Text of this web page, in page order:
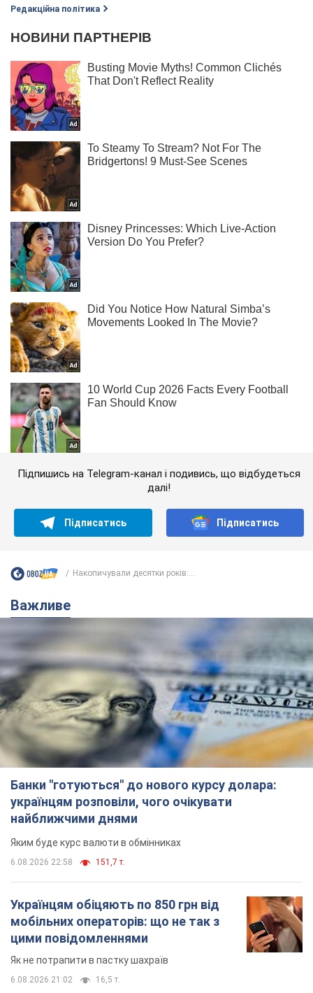
Редакційна політика
Підпишись на Telegram-канал і подивись, що відбудеться
далі!
Підписатись Підписатись
Накопичували десятки років:...
Важливе
Банки "готуються" до нового курсу долара:
українцям розповіли, чого очікувати
найближчими днями
Яким буде курс валюти в обмінниках
6.08.2026 22:58 151,7 т.
Українцям обіцяють по 850 грн від
мобільних операторів: що не так з
цими повідомленнями
Як не потрапити в пастку шахраїв
6.08.2026 21:02 16,5 т.